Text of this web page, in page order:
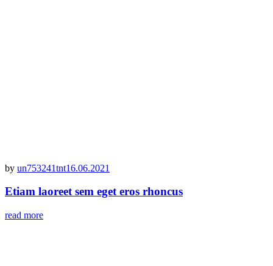
by un753241tnt16.06.2021
Etiam laoreet sem eget eros rhoncus
read more